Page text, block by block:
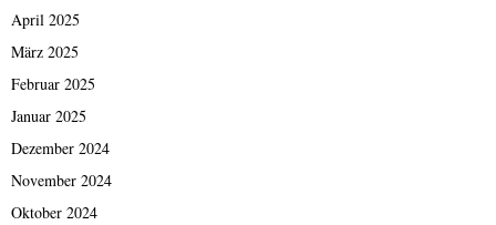
April 2025
März 2025
Februar 2025
Januar 2025
Dezember 2024
November 2024
Oktober 2024